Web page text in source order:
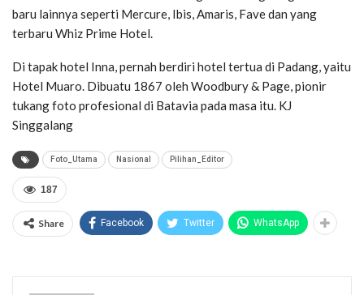
baru lainnya seperti Mercure, Ibis, Amaris, Fave dan yang
terbaru Whiz Prime Hotel.
Di tapak hotel Inna, pernah berdiri hotel tertua di Padang, yaitu
Hotel Muaro. Dibuatu 1867 oleh Woodbury & Page, pionir
tukang foto profesional di Batavia pada masa itu. KJ
Singgalang
Foto_Utama Nasional Pilihan_Editor
187
Share Facebook Twitter WhatsApp